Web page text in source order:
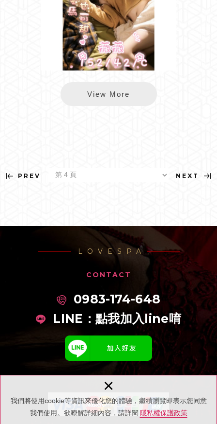
我們將使用cookie等資訊來優化您的體驗，繼續瀏覽即表示您同意
我們使用。欲瞭解詳細內容，請詳閱 隱私權保護政策
×
樂鑽薇薇
View More
PREV NEXT
LOVESPA
CONTACT
0983-174-648
LINE： 點我加入line唷